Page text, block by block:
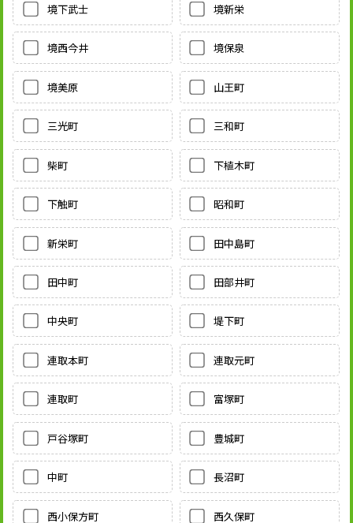
境下武士 境新栄
境西今井 境保泉
境美原 山王町
三光町 三和町
柴町 下植木町
下触町 昭和町
新栄町 田中島町
田中町 田部井町
中央町 堤下町
連取本町 連取元町
連取町 富塚町
戸谷塚町 豊城町
中町 長沼町
西小保方町 西久保町